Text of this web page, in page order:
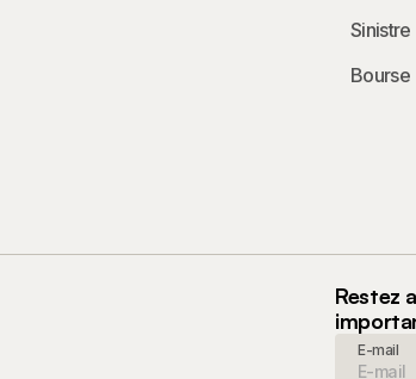
Sinistre
Bourse
Restez
E-mail